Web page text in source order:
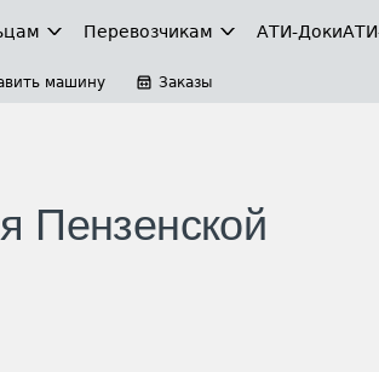
Перевозчикам АТИ-Доки
машину Заказы
Пензенской